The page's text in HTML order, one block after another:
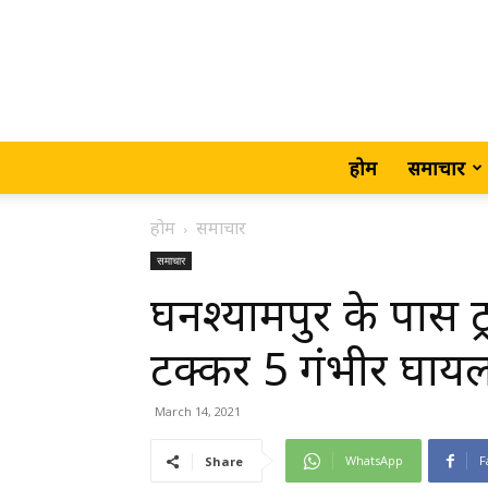
होम समाचार
होम समाचार
समाचार
घनश्यामपुर के पास
टक्कर 5 गंभीर घायल
March 14, 2021
Share WhatsApp